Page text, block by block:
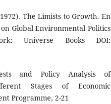
The Limists to Growth. En
Global Environmental Politics
Universe Books DOI:
and Policy Analysis of
Stages of Economic
Programme, 2-21